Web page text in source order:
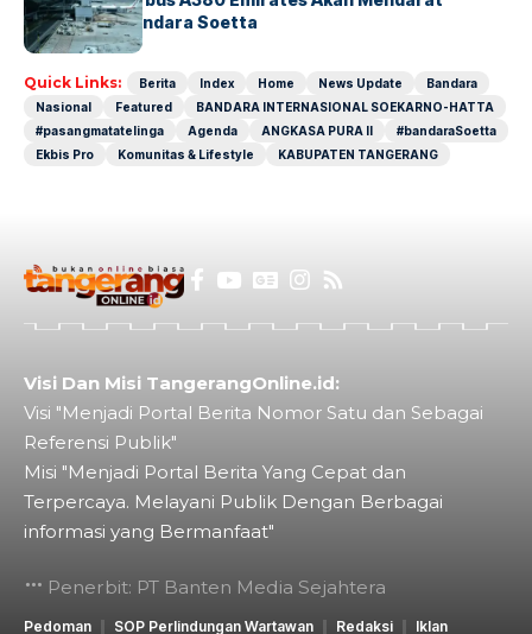
Perdana di Bandara Soetta
Quick Links: Berita Index Home News Update
Bandara
Nasional
Featured
BANDARA INTERNASIONAL SOEKARNO-HATTA
#pasangmatatelinga
Agenda ANGKASA PURA II
#bandaraSoetta
Ekbis Pro
Komunitas & Lifestyle KABUPATEN TANGERANG
Visi Dan Misi TangerangOnline.id:
Visi "Menjadi Portal Berita Nomor Satu dan Sebagai
Referensi Publik"
Misi "Menjadi Portal Berita Yang Cepat dan
Terpercaya. Melayani Publik Dengan Berbagai
informasi yang Bermanfaat"
Penerbit: PT Banten Media Sejahtera
Pedoman SOP Perlindungan Wartawan Redaksi Iklan